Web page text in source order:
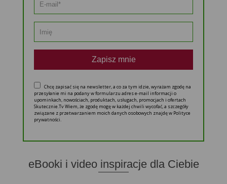
Zapisz mnie
Chcę zapisać się na newsletter, a co za tym idzie, wyrażam zgodę na
przesyłanie mi na podany w formularzu adres e-mail informacji o
upominkach, nowościach, produktach, usługach, promocjach i ofertach
Skutecznie.Tv Wiem, że zgodę mogę w każdej chwili wycofać, a szczegóły
związane z przetwarzaniem moich danych osobowych znajdę w Polityce
prywatności.
eBooki i video inspiracje dla Ciebie